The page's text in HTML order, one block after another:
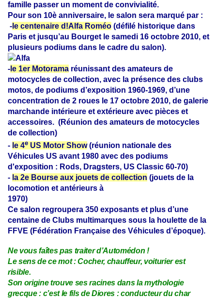
famille passer un moment de convivialité.
Pour son 10è anniversaire, le salon sera marqué par :
- le centenaire d!Alfa Roméo (défilé historique dans
Paris et jusqu’au Bourget le samedi 16 octobre 2010, et
plusieurs podiums dans le cadre du salon).
- le 1er Motorama réunissant des amateurs de
motocycles de collection, avec la présence des clubs
motos, de podiums d’exposition 1960-1969, d’une
concentration de 2 roues le 17 octobre 2010, de galerie
marchande intérieure et extérieure avec pièces et
accessoires. (Réunion des amateurs de motocycles
de collection)
- le 4e US Motor Show(réunion nationale des
Véhicules US avant 1980 avec des podiums
d'exposition : Rods, Dragsters, US Classic 60-70)
- la 2e Bourse aux jouets de collection (jouets de la
locomotion et antérieurs à
1970)
Ce salon regroupera 350 exposants et plus d’une
centaine de Clubs multimarques sous la houlette de la
FFVE (Fédération Française des Véhicules d’époque).
Ne vous faîtes pas traiter d’Automédon !
Le sens de ce mot : Cocher, chauffeur, voiturier est
risible.
Son origine trouve ses racines dans la mythologie
grecque : c’est le fils de Diores : conducteur du char